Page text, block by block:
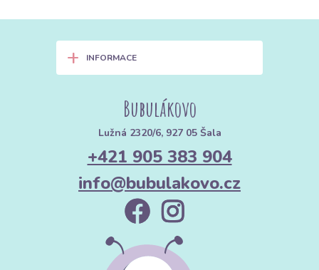
+ INFORMACE
Bubulákovo
Lužná 2320/6, 927 05 Šala
+421 905 383 904
info@bubulakovo.cz